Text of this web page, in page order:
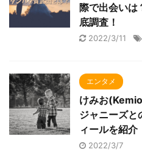
際で出会いは
底調査！
2022/3/11
エンタメ
けみお
ジャニーズと
ィールを紹介
2022/3/7